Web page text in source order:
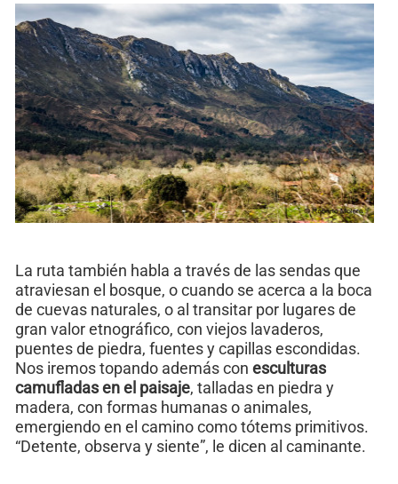
La ruta también habla a través de las sendas que
atraviesan el bosque, o cuando se acerca a la boca
de cuevas naturales, o al transitar por lugares de
gran valor etnográfico, con viejos lavaderos,
puentes de piedra, fuentes y capillas escondidas.
Nos iremos topando además con esculturas
camufladas en el paisaje, talladas en piedra y
madera, con formas humanas o animales,
emergiendo en el camino como tótems primitivos.
“Detente, observa y siente”, le dicen al caminante.